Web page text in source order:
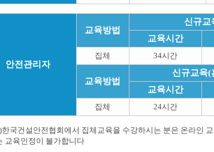
안전관리자
교육방법
신규교
교육시간
집체 34시간
교육방법
신규교육(
교육시간
집체 24시간
국건설안전협회에서 집체교육을 수강하시는 분은 온라인
교육인정이 불가합니다